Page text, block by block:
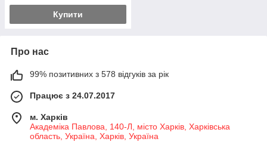
Купити
Про нас
99% позитивних з 578 відгуків за рік
Працює з 24.07.2017
м. Харків
Академіка Павлова, 140-Л, місто Харків, Харківська
область, Україна, Харків, Україна